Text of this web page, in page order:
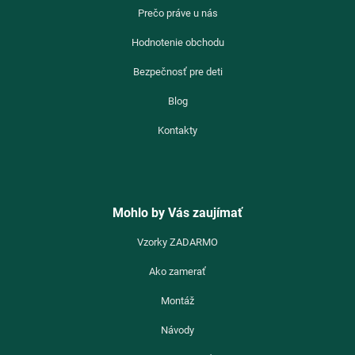
Prečo práve u nás
Hodnotenie obchodu
Bezpečnosť pre deti
Blog
Kontakty
Mohlo by Vás zaujímať
Vzorky ZADARMO
Ako zamerať
Montáž
Návody